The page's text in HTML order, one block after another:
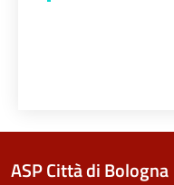
ASP Città di Bologna